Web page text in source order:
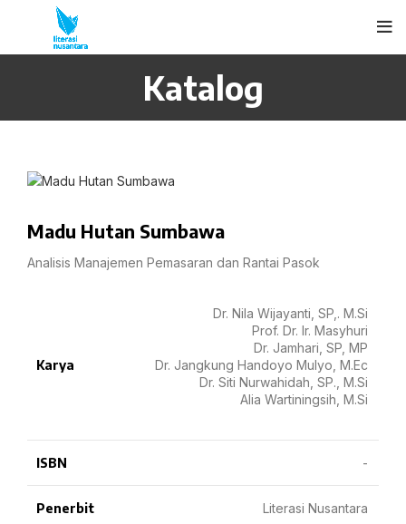
Katalog
Madu Hutan Sumbawa
Analisis Manajemen Pemasaran dan Rantai Pasok
Karya
Dr. Nila Wijayanti, SP,. M.Si
Prof. Dr. Ir. Masyhuri
Dr. Jamhari, SP, MP
Dr. Jangkung Handoyo Mulyo, M.Ec
Dr. Siti Nurwahidah, SP., M.Si
Alia Wartiningsih, M.Si
ISBN -
Penerbit Literasi Nusantara